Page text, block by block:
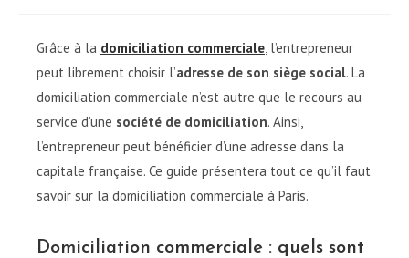
Grâce à la domiciliation commerciale,l’entrepreneur
peut librement choisir l’adresse de son siège social. La
domiciliation commerciale n’est autre que le recours au
service d’une société de domiciliation. Ainsi,
l’entrepreneur peut bénéficier d’une adresse dans la
capitale française. Ce guide présentera tout ce qu’il faut
savoir sur la domiciliation commerciale à Paris.
Domiciliation commerciale : quels sont